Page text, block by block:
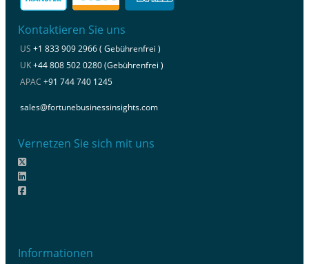
Kontaktieren Sie uns
US +1 833 909 2966 ( Gebührenfrei )
UK+44 808 502 0280 (Gebührenfrei )
APAC +91 744 740 1245
sales@fortunebusinessinsights.com
Vernetzen Sie sich mit uns
Informationen